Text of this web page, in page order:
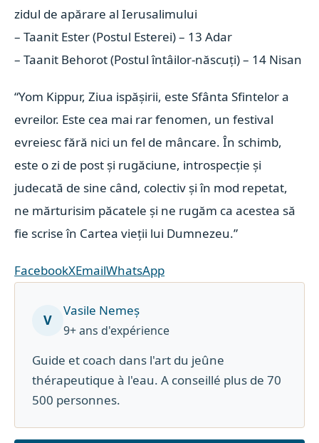
zidul de apărare al Ierusalimului
– Taanit Ester (Postul Esterei) – 13 Adar
– Taanit Behorot (Postul întâilor-născuți) – 14 Nisan
“Yom Kippur, Ziua ispășirii, este Sfânta Sfintelor a
evreilor. Este cea mai rar fenomen, un festival
evreiesc fără nici un fel de mâncare. În schimb,
este o zi de post și rugăciune, introspecție și
judecată de sine când, colectiv și în mod repetat,
ne mărturisim păcatele și ne rugăm ca acestea să
fie scrise în Cartea vieții lui Dumnezeu.”
FacebookXEmailWhatsApp
V
Vasile Nemeș
9+ ans d'expérience
Guide et coach dans l'art du jeûne
thérapeutique à l'eau. A conseillé plus de 70
500 personnes.